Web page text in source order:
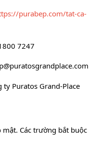
purabep.com/tat-ca-
7247
Puratos Grand-Place
Các trường bắt buộc